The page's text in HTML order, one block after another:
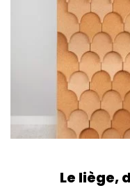
Le liège,